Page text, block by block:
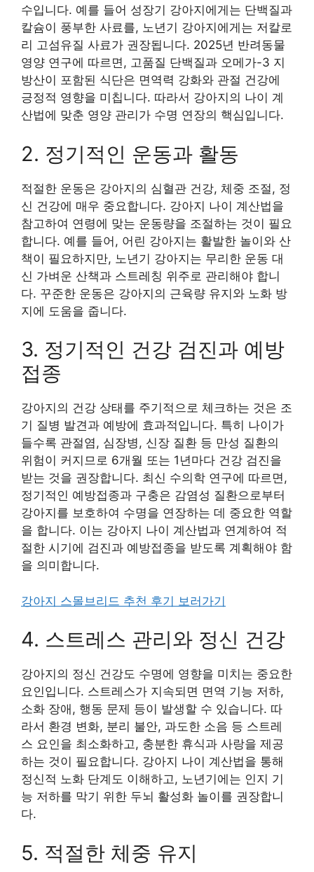
수입니다. 예를 들어 성장기 강아지에게는 단백질과
칼슘이 풍부한 사료를, 노년기 강아지에게는 저칼로
리 고섬유질 사료가 권장됩니다. 2025년 반려동물
영양 연구에 따르면, 고품질 단백질과 오메가-3 지
방산이 포함된 식단은 면역력 강화와 관절 건강에
긍정적 영향을 미칩니다. 따라서 강아지의 나이 계
산법에 맞춘 영양 관리가 수명 연장의 핵심입니다.
2. 정기적인 운동과 활동
적절한 운동은 강아지의 심혈관 건강, 체중 조절, 정
신 건강에 매우 중요합니다. 강아지 나이 계산법을
참고하여 연령에 맞는 운동량을 조절하는 것이 필요
합니다. 예를 들어, 어린 강아지는 활발한 놀이와 산
책이 필요하지만, 노년기 강아지는 무리한 운동 대
신 가벼운 산책과 스트레칭 위주로 관리해야 합니
다. 꾸준한 운동은 강아지의 근육량 유지와 노화 방
지에 도움을 줍니다.
3. 정기적인 건강 검진과 예방
접종
강아지의 건강 상태를 주기적으로 체크하는 것은 조
기 질병 발견과 예방에 효과적입니다. 특히 나이가
들수록 관절염, 심장병, 신장 질환 등 만성 질환의
위험이 커지므로 6개월 또는 1년마다 건강 검진을
받는 것을 권장합니다. 최신 수의학 연구에 따르면,
정기적인 예방접종과 구충은 감염성 질환으로부터
강아지를 보호하여 수명을 연장하는 데 중요한 역할
을 합니다. 이는 강아지 나이 계산법과 연계하여 적
절한 시기에 검진과 예방접종을 받도록 계획해야 함
을 의미합니다.
강아지 스몰브리드 추천 후기 보러가기
4. 스트레스 관리와 정신 건강
강아지의 정신 건강도 수명에 영향을 미치는 중요한
요인입니다. 스트레스가 지속되면 면역 기능 저하,
소화 장애, 행동 문제 등이 발생할 수 있습니다. 따
라서 환경 변화, 분리 불안, 과도한 소음 등 스트레
스 요인을 최소화하고, 충분한 휴식과 사랑을 제공
하는 것이 필요합니다. 강아지 나이 계산법을 통해
정신적 노화 단계도 이해하고, 노년기에는 인지 기
능 저하를 막기 위한 두뇌 활성화 놀이를 권장합니
다.
5. 적절한 체중 유지